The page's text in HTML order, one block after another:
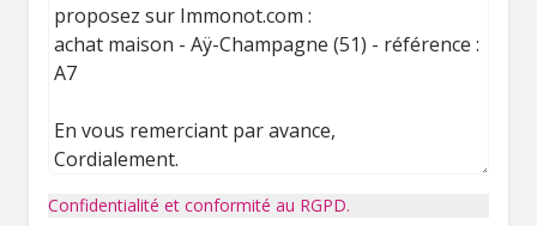
Confidentialité et conformité au RGPD.